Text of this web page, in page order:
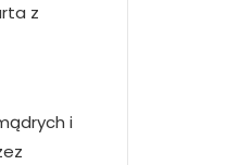
z
i